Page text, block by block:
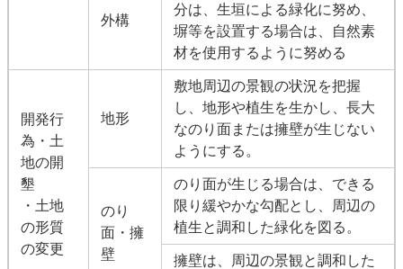
外構
分は、生垣による緑化に努め、
塀等を設置する場合は、自然素
材を使用するように努める
開発行
為・土
地の開
墾
・土地
の形質
の変更
地形
敷地周辺の景観の状況を把握
し、地形や植生を生かし、長大
なのり面または擁壁が生じない
ようにする。
のり
面・擁
壁
のり面が生じる場合は、できる
限り緩やかな勾配とし、周辺の
植生と調和した緑化を図る。
擁壁は、周辺の景観と調和した